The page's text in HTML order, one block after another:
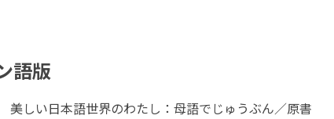
語版
しい日本語世界のわたし：母語でじゅうぶん／原書